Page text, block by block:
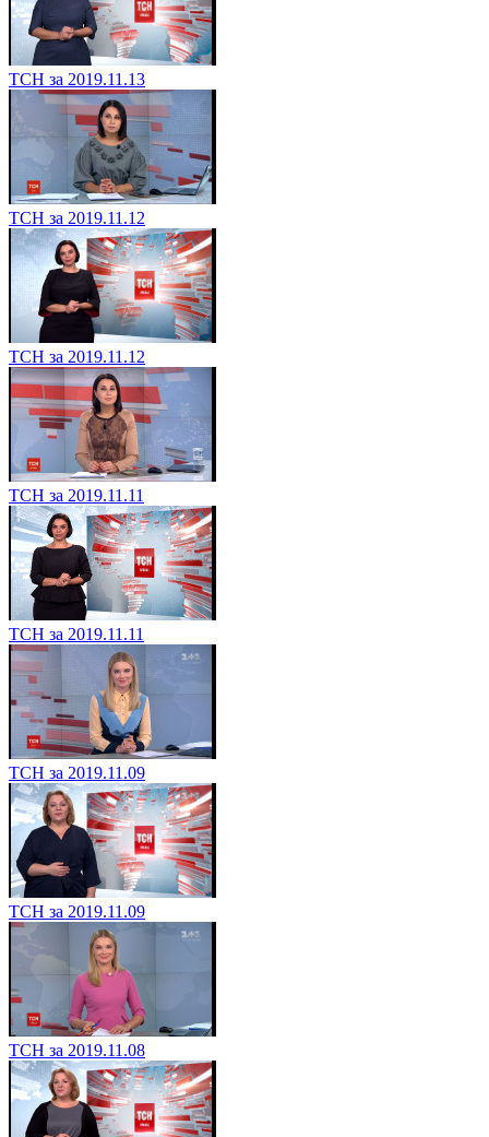
ТСН за 2019.11.13
ТСН за 2019.11.12
ТСН за 2019.11.12
ТСН за 2019.11.11
ТСН за 2019.11.11
ТСН за 2019.11.09
ТСН за 2019.11.09
ТСН за 2019.11.08